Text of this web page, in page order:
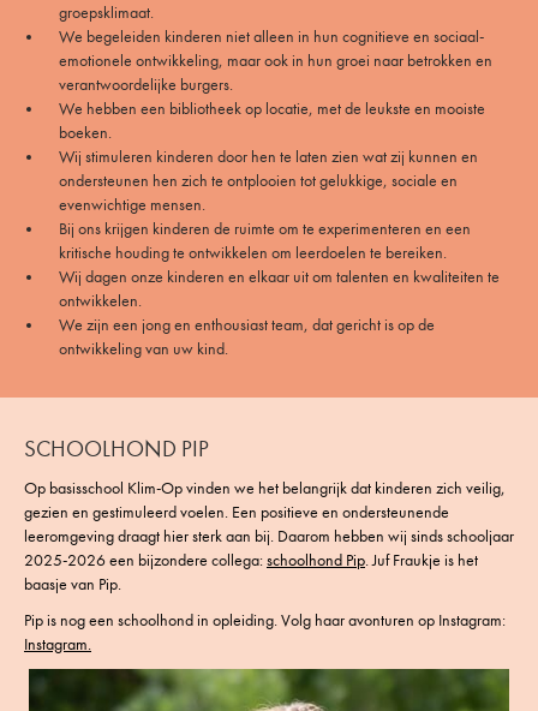
groepsklimaat.
We begeleiden kinderen niet alleen in hun cognitieve en sociaal-
emotionele ontwikkeling, maar ook in hun groei naar betrokken en
verantwoordelijke burgers.
We hebben een bibliotheek op locatie, met de leukste en mooiste
boeken.
Wij stimuleren kinderen door hen te laten zien wat zij kunnen en
ondersteunen hen zich te ontplooien tot gelukkige, sociale en
evenwichtige mensen.
Bij ons krijgen kinderen de ruimte om te experimenteren en een
kritische houding te ontwikkelen om leerdoelen te bereiken.
Wij dagen onze kinderen en elkaar uit om talenten en kwaliteiten te
ontwikkelen.
We zijn een jong en enthousiast team, dat gericht is op de
ontwikkeling van uw kind.
SCHOOLHOND PIP
Op basisschool Klim-Op vinden we het belangrijk dat kinderen zich veilig,
gezien en gestimuleerd voelen. Een positieve en ondersteunende
leeromgeving draagt hier sterk aan bij. Daarom hebben wij sinds schooljaar
2025-2026 een bijzondere collega:schoolhond Pip. Juf Fraukje is het
baasje van Pip.
Pip is nog een schoolhond in opleiding. Volg haar avonturen op Instagram:
Instagram.